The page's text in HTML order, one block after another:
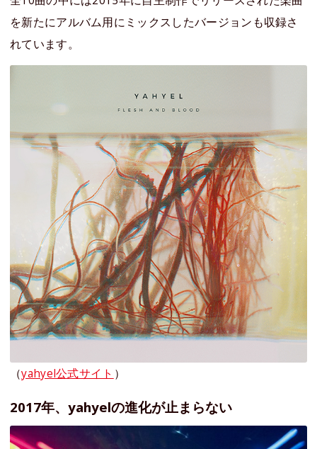
を新たにアルバム用にミックスしたバージョンも収録さ
れています。
（yahyel公式サイト ）
2017年、yahyelの進化が止まらない